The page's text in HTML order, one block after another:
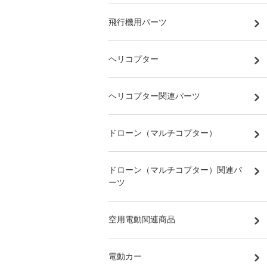
飛行機用パーツ
ヘリコプター
ヘリコプター関連パーツ
ドローン（マルチコプター）
ドローン（マルチコプター）関連パ
ーツ
空用電動関連商品
電動カー